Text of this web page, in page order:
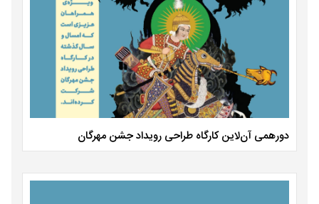
دورهمی آن‌لاین کارگاه طراحی رویداد جشن مهرگان